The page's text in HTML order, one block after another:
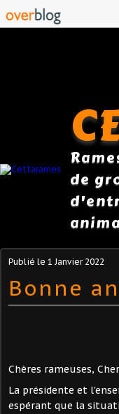
de
Publié le 1 Janvier 2022
Bonne
Chères rameuses,
La présidente et
espérant que la